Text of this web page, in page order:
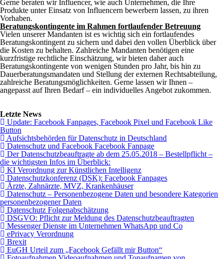
Gerne beraten wir Influencer, wie auch Unternehmen, die Ihre
Produkte unter Einsatz von Influencern bewerbern lassen, zu ihren
Vorhaben.
Beratungskontingente im Rahmen fortlaufender Betreuung
Vielen unserer Mandanten ist es wichtig sich ein fortlaufendes
Beratungskontingent zu sichern und dabei den vollen Überblick über
die Kosten zu behalten. Zahlreiche Mandanten benötigen eine
kurzfristige rechtliche Einschätzung, wir bieten daher auch
Beratungskontingente von wenigen Stunden pro Jahr, bis hin zu
Dauerberatungsmandaten und Stellung der externen Rechtsabteilung,
zahlreiche Beratungsmöglichkeiten. Gerne lassen wir Ihnen –
angepasst auf Ihren Bedarf – ein individuelles Angebot zukommen.
Letzte News
Update: Facebook Fanpages, Facebook Pixel und Facebook Like
Button
Aufsichtsbehörden für Datenschutz in Deutschland
Datenschutz und Facebook Facebook Fanpage
Der Datenschutzbeauftragte ab dem 25.05.2018 – Bestellpflicht –
die wichtigsten Infos im Überblick:
KI Verordnung zur Künstlichen Intelligenz
Datenschutzkonferenz (DSK): Facebook Fanpages
Ärzte, Zahnärzte, MVZ, Krankenhäuser
Datenschutz – Personenbezogene Daten und besondere Kategorien
personenbezogener Daten
Datenschutz Folgenabschätzung
DSGVO: Pflicht zur Meldung des Datenschutzbeauftragten
Messenger Dienste im Unternehmen WhatsApp und Co
ePrivacy Verordnung
Brexit
EuGH Urteil zum „Facebook Gefällt mir Button“